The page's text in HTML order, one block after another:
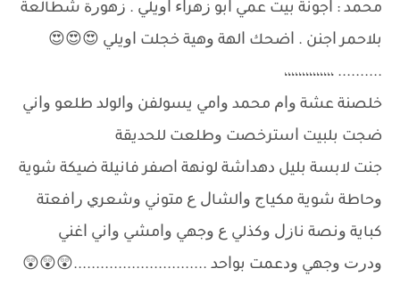
ﻣﺤﻤﺪ : ﺍﺟﻮﻧﺔ ﺑﻴﺖ ﻋﻤﻲ ﺍﺑﻮ ﺯﻫﺮﺍﺀ ﺍﻭﻳﻠﻲ . ﺯﻫﻮﺭﺓ ﺷﻄﺎﻟﻌﺔ
ﺑﻼﺣﻤﺮ ﺍﺟﻨﻦ . ﺍﺿﺤﻚ ﺍﻟﻬﺔ ﻭﻫﻴﺔ ﺧﺠﻠﺖ ﺍﻭﻳﻠﻲ 😍😍😍
.......... ،،،،،،،،،،،،،،
ﺧﻠﺼﻨﺔ ﻋﺸﺔ ﻭﺍﻡ ﻣﺤﻤﺪ ﻭﺍﻣﻲ ﻳﺴﻮﻟﻔﻦ ﻭﺍﻟﻮﻟﺪ ﻃﻠﻌﻮ ﻭﺍﻧﻲ
ﺿﺠﺖ ﺑﻠﺒﻴﺖ ﺍﺳﺘﺮﺧﺼﺖ ﻭﻃﻠﻌﺖ ﻟﻠﺤﺪﻳﻘﺔ
ﺟﻨﺖ ﻻﺑﺴﺔ ﺑﻠﻴﻞ ﺩﻫﺪﺍﺷﺔ ﻟﻮﻧﻬﺔ ﺍﺻﻔﺮ ﻓﺎﻧﻴﻠﺔ ﺿﻴﻜﺔ ﺷﻮﻳﺔ
ﻭﺣﺎﻃﺔ ﺷﻮﻳﺔ ﻣﻜﻴﺎﺝ ﻭﺍﻟﺸﺎﻝ ﻉ ﻣﺘﻮﻧﻲ ﻭﺷﻌﺮﻱ ﺭﺍﻓﻌﺘﺔ
ﻛﺒﺎﻳﺔ ﻭﻧﺼﺔ ﻧﺎﺯﻝ ﻭﻛﺬﻟﻲ ﻉ ﻭﺟﻬﻲ ﻭﺍﻣﺸﻲ ﻭﺍﻧﻲ ﺍﻏﻨﻲ
ﻭﺩﺭﺕ ﻭﺟﻬﻲ ﻭﺩﻋﻤﺖ ﺑﻮﺍﺣﺪ ..............................😲😲😲